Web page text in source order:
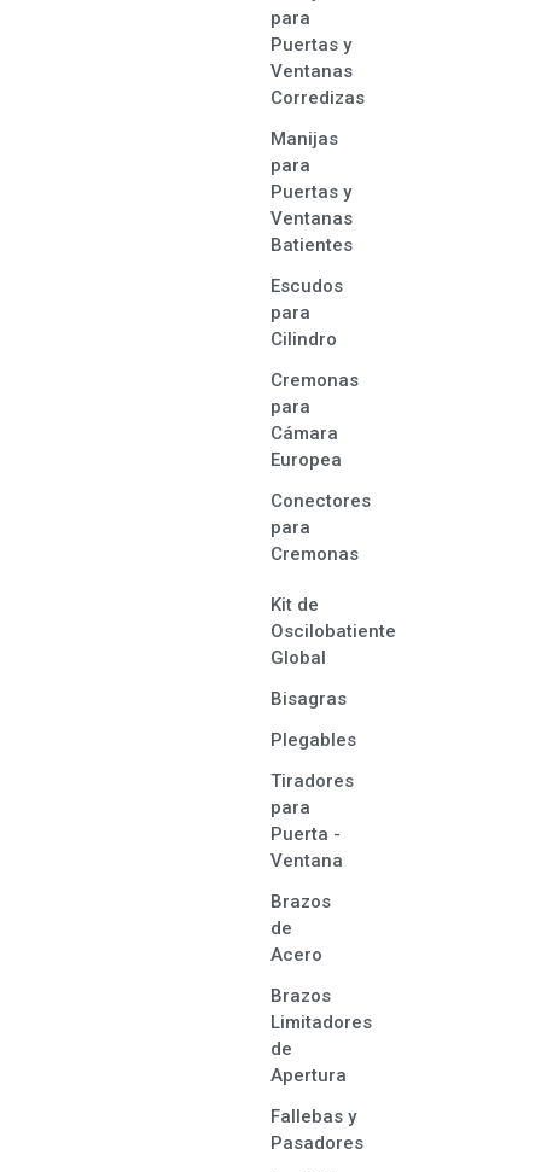
para
Puertas y
Ventanas
Corredizas
Manijas
para
Puertas y
Ventanas
Batientes
Escudos
para
Cilindro
Cremonas
para
Cámara
Europea
Conectores
para
Cremonas
Kit de
Oscilobatiente
Global
Bisagras
Plegables
Tiradores
para
Puerta -
Ventana
Brazos
de
Acero
Brazos
Limitadores
de
Apertura
Fallebas y
Pasadores